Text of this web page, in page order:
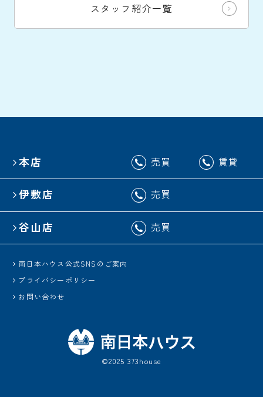
スタッフ紹介一覧
本店 売買 賃貸
伊敷店 売買
谷山店 売買
南日本ハウス公式SNSのご案内
プライバシーポリシー
お問い合わせ
©2025 373house